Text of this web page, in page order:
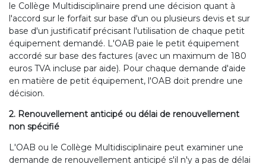
le Collège Multidisciplinaire prend une décision quant à
l'accord sur le forfait sur base d'un ou plusieurs devis et sur
base d'un justificatif précisant l'utilisation de chaque petit
équipement demandé. L'OAB paie le petit équipement
accordé sur base des factures (avec un maximum de 180
euros TVA incluse par aide). Pour chaque demande d'aide
en matière de petit équipement, l'OAB doit prendre une
décision.
2. Renouvellement anticipé ou délai de renouvellement
non spécifié
L'OAB ou le Collège Multidisciplinaire peut examiner une
demande de renouvellement anticipé s'il n'y a pas de délai